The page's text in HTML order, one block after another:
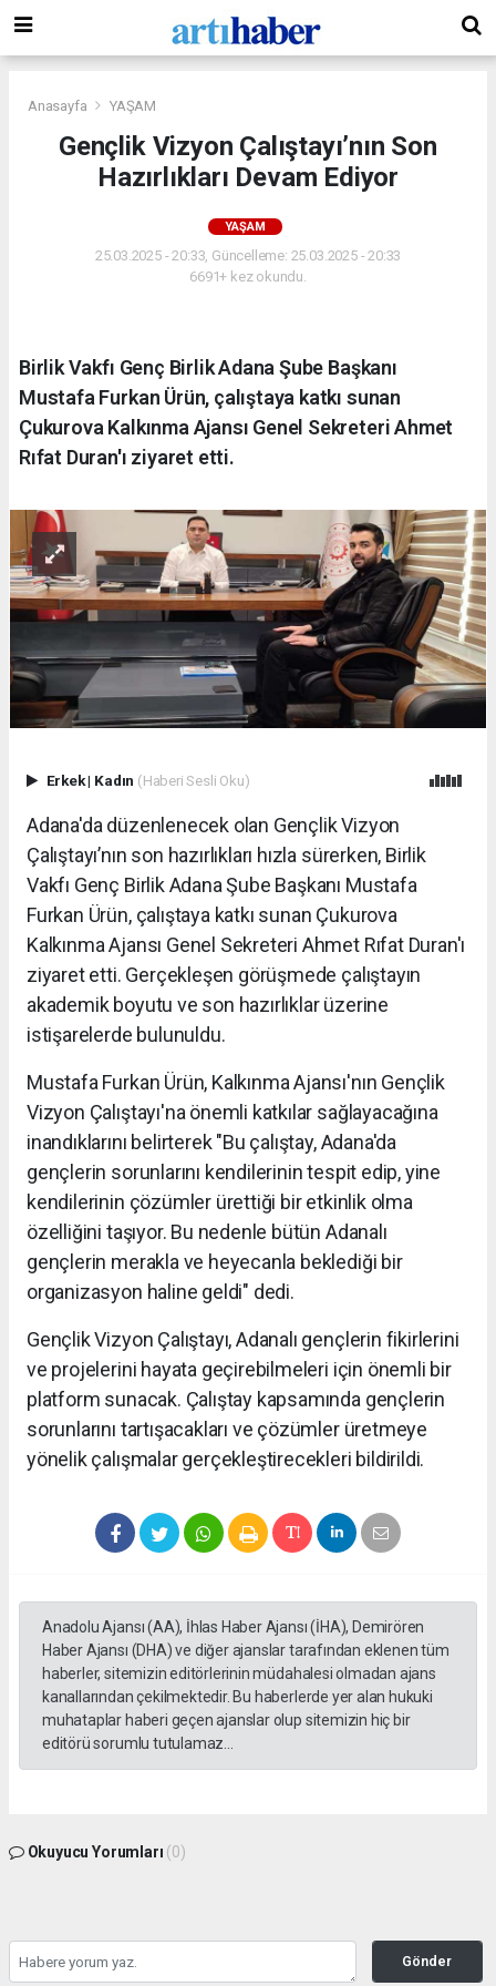
Anasayfa YAŞAM
Gençlik Vizyon Çalıştayı’nın Son
Hazırlıkları Devam Ediyor
YAŞAM
25.03.2025 - 20:33, Güncelleme: 25.03.2025 - 20:33
6691+ kez okundu.
Birlik Vakfı Genç Birlik Adana Şube Başkanı
Mustafa Furkan Ürün, çalıştaya katkı sunan
Çukurova Kalkınma Ajansı Genel Sekreteri Ahmet
Rıfat Duran'ı ziyaret etti.
Erkek| Kadın (Haberi Sesli Oku)
Adana'da düzenlenecek olan Gençlik Vizyon
Çalıştayı’nın son hazırlıkları hızla sürerken, Birlik
Vakfı Genç Birlik Adana Şube Başkanı Mustafa
Furkan Ürün, çalıştaya katkı sunan Çukurova
Kalkınma Ajansı Genel Sekreteri Ahmet Rıfat Duran'ı
ziyaret etti. Gerçekleşen görüşmede çalıştayın
akademik boyutu ve son hazırlıklar üzerine
istişarelerde bulunuldu.
Mustafa Furkan Ürün, Kalkınma Ajansı'nın Gençlik
Vizyon Çalıştayı'na önemli katkılar sağlayacağına
inandıklarını belirterek "Bu çalıştay, Adana'da
gençlerin sorunlarını kendilerinin tespit edip, yine
kendilerinin çözümler ürettiği bir etkinlik olma
özelliğini taşıyor. Bu nedenle bütün Adanalı
gençlerin merakla ve heyecanla beklediği bir
organizasyon haline geldi" dedi.
Gençlik Vizyon Çalıştayı, Adanalı gençlerin fikirlerini
ve projelerini hayata geçirebilmeleri için önemli bir
platform sunacak. Çalıştay kapsamında gençlerin
sorunlarını tartışacakları ve çözümler üretmeye
yönelik çalışmalar gerçekleştirecekleri bildirildi.
Anadolu Ajansı (AA), İhlas Haber Ajansı (İHA), Demirören
Haber Ajansı (DHA) ve diğer ajanslar tarafından eklenen tüm
haberler, sitemizin editörlerinin müdahalesi olmadan ajans
kanallarından çekilmektedir. Bu haberlerde yer alan hukuki
muhataplar haberi geçen ajanslar olup sitemizin hiç bir
editörü sorumlu tutulamaz...
Okuyucu Yorumları (0)
Gönder